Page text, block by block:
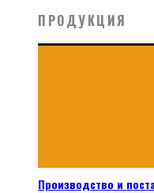
ПРОДУКЦИЯ
Производство и